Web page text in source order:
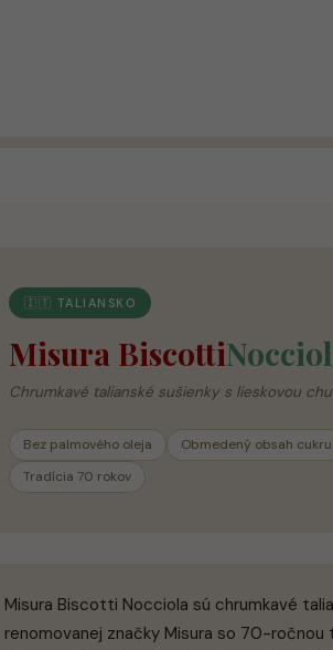
🇮🇹 TALIANSKO
Misura Biscotti
Chrumkavé talianské sušienky s lieskovou
Bez palmového oleja Obmedený obsah cukru
Tradícia 70 rokov
Misura Biscotti Nocciola sú chrumkavé
renomovanej značky Misura so 70-